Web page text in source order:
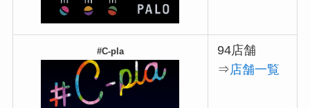
#C-pla
94店舗
⇒店舗一覧